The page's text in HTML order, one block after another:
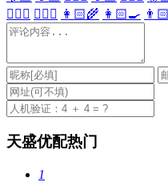
👩🏻‍⚕️ 👨🏻‍⚕️ 👩🏻‍🌾 👩🏻‍🍳
天盛优配热门
1